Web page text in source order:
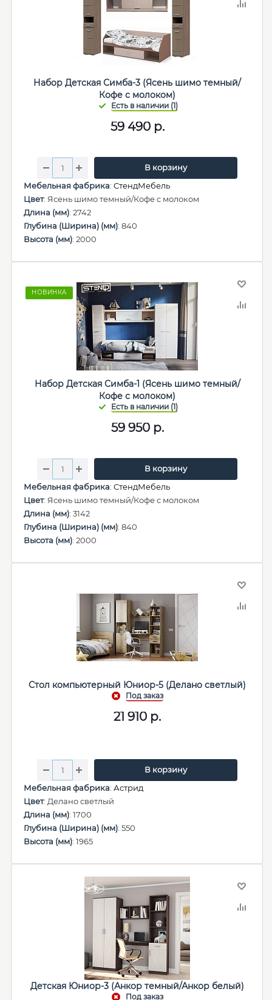
Набор Детская Симба-3 (Ясень шимо темный/
Кофе с молоком)
59 490р.
В корзину
Мебельная фабрика: СтендМебель
Цвет: Ясень шимо темный/Кофе с молоком
Длина (мм): 2742
Глубина (Ширина) (мм): 840
Высота (мм): 2000
НОВИНКА
Набор Детская Симба-1 (Ясень шимо темный/
Кофе с молоком)
59 950р.
В корзину
Мебельная фабрика: СтендМебель
Цвет: Ясень шимо темный/Кофе с молоком
Длина (мм): 3142
Глубина (Ширина) (мм): 840
Высота (мм): 2000
Стол компьютерный Юниор-5 (Делано светлый)
21 910 р.
В корзину
Мебельная фабрика: Астрид
Цвет: Делано светлый
Длина (мм): 1700
Глубина (Ширина) (мм): 550
Высота (мм): 1965
Детская Юниор-3 (Анкор темный/Анкор белый)